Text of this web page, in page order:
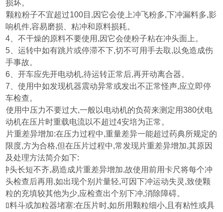
损坏。
颗粒粉子不宜超过100目 ,因它会使上冲飞粉多,下冲漏料多,影
响机件,容易磨损、粘冲和原料损耗。
4 、不干燥的原料不要使用 ,因它会使粉子粘在冲头面上。
5 、运转中如有跳片或停滞不下,切不可用手去取, 以免造成伤
手事故。
6 、开车应先开电动机,待运转正常后,再开动离合器。
7 、使用中如发现机器震动异常或发出不正常怪声,应立即停
车检查。
使用中压力不要过大,一般以电动机的负荷来测定用380伏电
动机在压片时重载电流以不超过4安培为正常。
片重差异增加:在压力过程中,重量差异一能超过药典所规定的
限度,方为合格,但在压片过程中,常发现片重差异增加,其原因
及处理方法简介如下:
冲头长短不齐,易造成片重差异增加,故使用前用卡尺将每个冲
头检查后再用 ,如出现个别片量轻,可因下冲运动失灵 ,致使颗
粒的充填较其他为少,应检查出个别下冲,消除障碍。
加料斗或加粒器堵塞:在压片时,如所用颗粒细小, 且有粘性或具